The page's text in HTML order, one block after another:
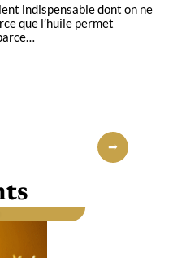
indispensable dont on ne
que l’huile permet
…